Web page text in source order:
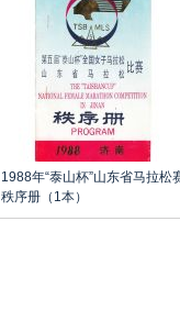
1988年“泰山杯”山东省马拉松
秩序册（1本）